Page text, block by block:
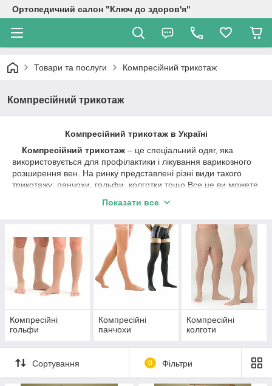
Ортопедичний салон "Ключ до здоров'я"
Товари та послуги Компресійний трикотаж
Компресійний трикотаж
Компресійний трикотаж в Україні
Компресійний трикотаж – це спеціальний одяг, яка
використовується для профілактики і лікування варикозного
розширення вен. На ринку представлені різні види такого
трикотажу: панчохи, гольфи, колготки тощо Все це ви можете
компресійний трикотаж для чоловіків і жінок 1 і 2 класу. Тут ви
Показати все
Компресійні
гольфи
Компресійні
панчохи
Компресійні
колготи
Сортування 0 Фільтри